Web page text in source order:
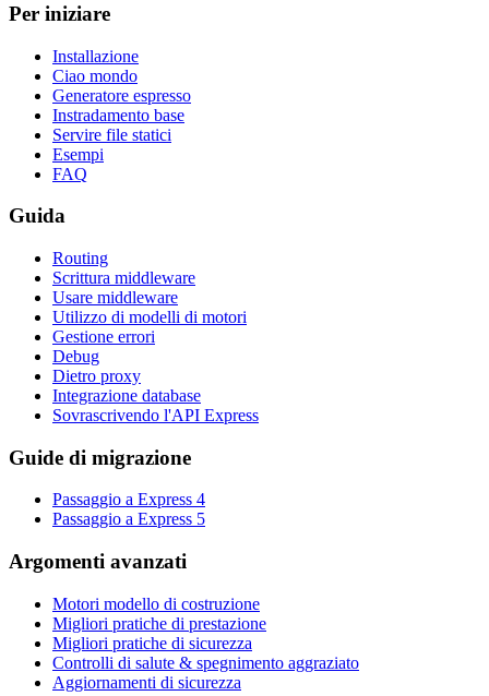
Per iniziare
Installazione
Ciao mondo
Generatore espresso
Instradamento base
Servire file statici
Esempi
FAQ
Guida
Routing
Scrittura middleware
Usare middleware
Utilizzo di modelli di motori
Gestione errori
Debug
Dietro proxy
Integrazione database
Sovrascrivendo l'API Express
Guide di migrazione
Passaggio a Express 4
Passaggio a Express 5
Argomenti avanzati
Motori modello di costruzione
Migliori pratiche di prestazione
Migliori pratiche di sicurezza
Controlli di salute & spegnimento aggraziato
Aggiornamenti di sicurezza